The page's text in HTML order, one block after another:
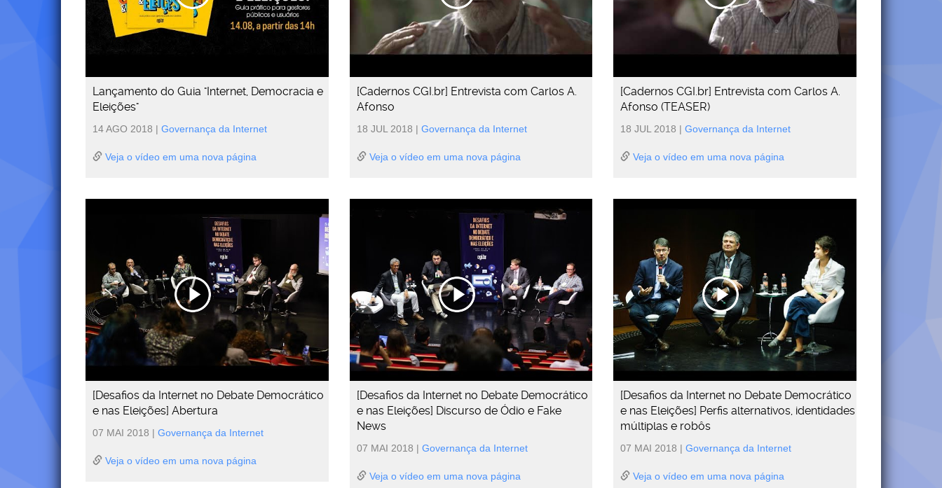
Lançamento do Guia "Internet, Democracia e
Eleições"
14 AGO 2018 | Governança da Internet
Veja o vídeo em uma nova página
[Cadernos CGI.br] Entrevista com Carlos A.
Afonso
18 JUL 2018 | Governança da Internet
Veja o vídeo em uma nova página
[Cadernos CGI.br] Entrevista com Carlos A.
Afonso (TEASER)
18 JUL 2018 |Governança da Internet
Veja o vídeo em uma nova página
[Desafios da Internet no Debate Democrático
e nas Eleições] Abertura
07 MAI 2018 | Governança da Internet
Veja o vídeo em uma nova página
[Desafios da Internet no Debate Democrático
e nas Eleições] Discurso de Ódio e Fake
News
07 MAI 2018 | Governança da Internet
Veja o vídeo em uma nova página
[Desafios da Internet no Debate Democrático
e nas Eleições] Perfis alternativos, identidades
múltiplas e robôs
07 MAI 2018 |Governança da Internet
Veja o vídeo em uma nova página